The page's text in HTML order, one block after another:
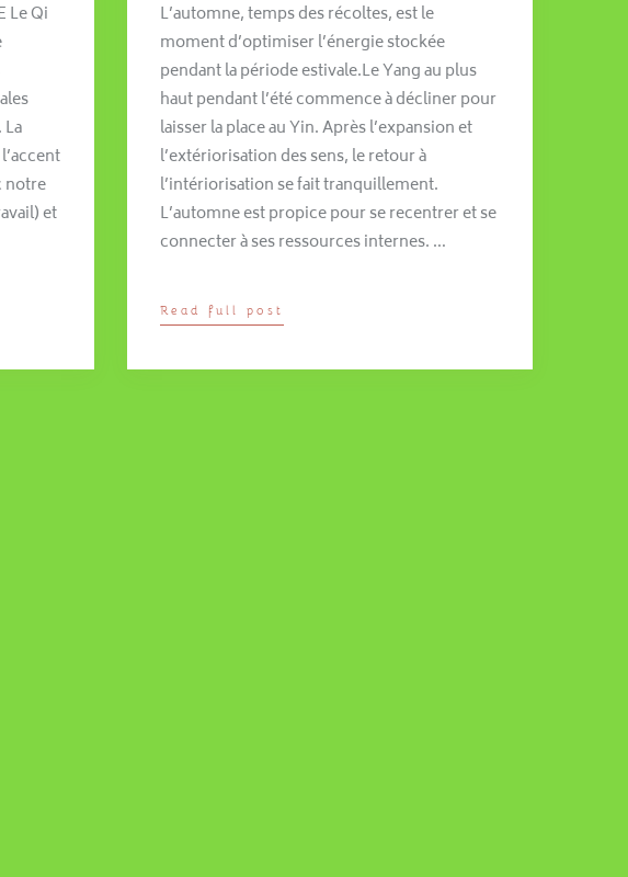
Le Qi
notre
et
L’automne, temps des récoltes, est le
moment d’optimiser l’énergie stockée
pendant la période estivale.Le Yang au plus
haut pendant l’été commence à décliner pour
laisser la place au Yin. Après l’expansion et
l’extériorisation des sens, le retour à
l’intériorisation se fait tranquillement.
L’automne est propice pour se recentrer et se
connecter à ses ressources internes. …
Read full post